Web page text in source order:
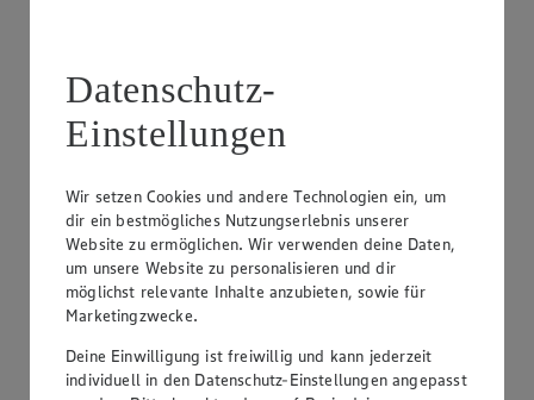
Frischetheke Fleisch
unserer Theke bereit.
Datenschutz-
Einstellungen
Wir setzen Cookies und andere Technologien ein, um
dir ein bestmögliches Nutzungserlebnis unserer
Website zu ermöglichen. Wir verwenden deine Daten,
um unsere Website zu personalisieren und dir
möglichst relevante Inhalte anzubieten, sowie für
Marketingzwecke.
Deine Einwilligung ist freiwillig und kann jederzeit
individuell in den Datenschutz-Einstellungen angepasst